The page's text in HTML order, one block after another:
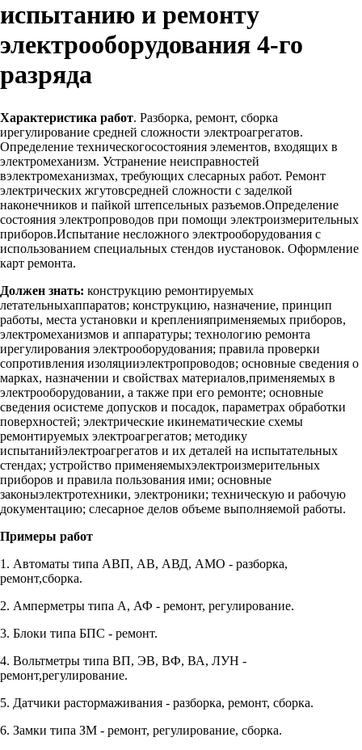
испытанию и ремонту
электрооборудования 4-го
разряда
Характеристика работ. Разборка, ремонт, сборка
ирегулирование средней сложности электроагрегатов.
Определение техническогосостояния элементов, входящих в
электромеханизм. Устранение неисправностей
вэлектромеханизмах, требующих слесарных работ. Ремонт
электрических жгутовсредней сложности с заделкой
наконечников и пайкой штепсельных разъемов.Определение
состояния электропроводов при помощи электроизмерительных
приборов.Испытание несложного электрооборудования с
использованием специальных стендов иустановок. Оформление
карт ремонта.
Должен знать: конструкцию ремонтируемых
летательныхаппаратов; конструкцию, назначение, принцип
работы, места установки и крепленияприменяемых приборов,
электромеханизмов и аппаратуры; технологию ремонта
ирегулирования электрооборудования; правила проверки
сопротивления изоляцииэлектропроводов; основные сведения о
марках, назначении и свойствах материалов,применяемых в
электрооборудовании, а также при его ремонте; основные
сведения осистеме допусков и посадок, параметрах обработки
поверхностей; электрические икинематические схемы
ремонтируемых электроагрегатов; методику
испытанийэлектроагрегатов и их деталей на испытательных
стендах; устройство применяемыхэлектроизмерительных
приборов и правила пользования ими; основные
законыэлектротехники, электроники; техническую и рабочую
документацию; слесарное делов объеме выполняемой работы.
Примеры работ
1. Автоматы типа АВП, АВ, АВД, АМО - разборка,
ремонт,сборка.
2. Амперметры типа А, АФ - ремонт, регулирование.
3. Блоки типа БПС - ремонт.
4. Вольтметры типа ВП, ЭВ, ВФ, ВА, ЛУН -
ремонт,регулирование.
5. Датчики растормаживания - разборка, ремонт, сборка.
6. Замки типа ЗМ - ремонт, регулирование, сборка.